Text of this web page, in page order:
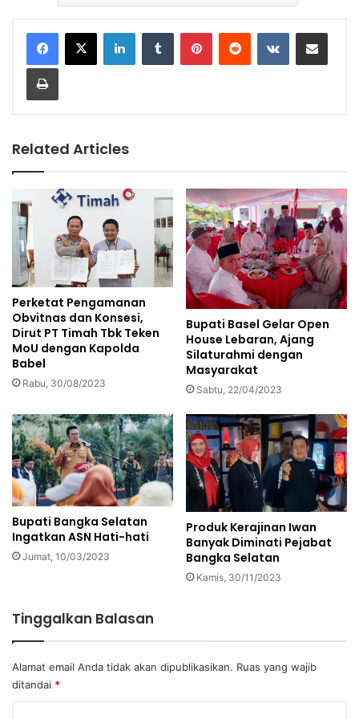
LinkedInTumblr PinterestReddit VKontakteShare via Email
Print
Related Articles
Perketat Pengamanan
Obvitnas dan Konsesi,
Dirut PT Timah Tbk Teken
MoU dengan Kapolda
Babel
Rabu, 30/08/2023
Bupati Basel Gelar Open
House Lebaran, Ajang
Silaturahmi dengan
Masyarakat
Sabtu, 22/04/2023
Bupati Bangka Selatan
Ingatkan ASN Hati-hati
Jumat, 10/03/2023
Produk Kerajinan Iwan
Banyak Diminati Pejabat
Bangka Selatan
Kamis, 30/11/2023
Tinggalkan Balasan
Alamat email Anda tidak akan dipublikasikan. Ruas yang wajib
ditandai *